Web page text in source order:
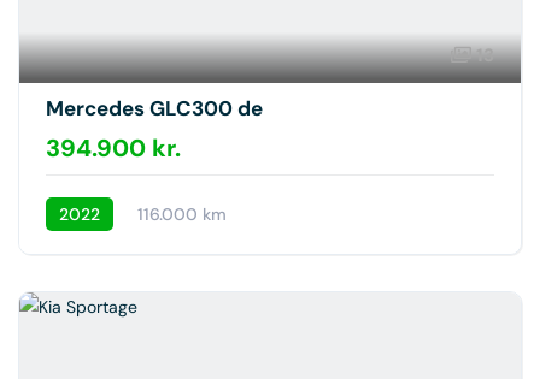
13
Mercedes GLC300 de
394.900 kr.
2022 116.000 km